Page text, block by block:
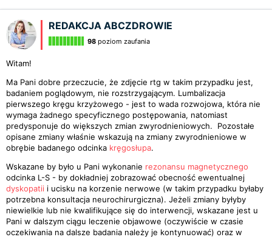
REDAKCJA ABCZDROWIE
98 poziom zaufania
Witam!
Ma Pani dobre przeczucie, że zdjęcie rtg w takim przypadku jest,
badaniem poglądowym, nie rozstrzygającym. Lumbalizacja
pierwszego kręgu krzyżowego - jest to wada rozwojowa, która nie
wymaga żadnego specyficznego postępowania, natomiast
predysponuje do większych zmian zwyrodnieniowych. Pozostałe
opisane zmiany właśnie wskazują na zmiany zwyrodnieniowe w
obrębie badanego odcinka kręgosłupa.
Wskazane by było u Pani wykonanie rezonansu magnetycznego
odcinka L-S - by dokładniej zobrazować obecność ewentualnej
dyskopatii i ucisku na korzenie nerwowe (w takim przypadku byłaby
potrzebna konsultacja neurochirurgiczna). Jeżeli zmiany byłyby
niewielkie lub nie kwalifikujące się do interwencji, wskazane jest u
Pani w dalszym ciągu leczenie objawowe (oczywiście w czasie
oczekiwania na dalsze badania należy je kontynuować) oraz w